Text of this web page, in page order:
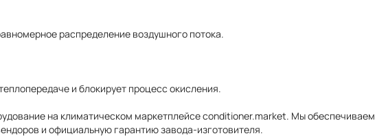
распределение воздушного потока.
и блокирует процесс окисления.
на климатическом маркетплейсе conditioner.market. Мы обеспечиваем
и официальную гарантию завода-изготовителя.